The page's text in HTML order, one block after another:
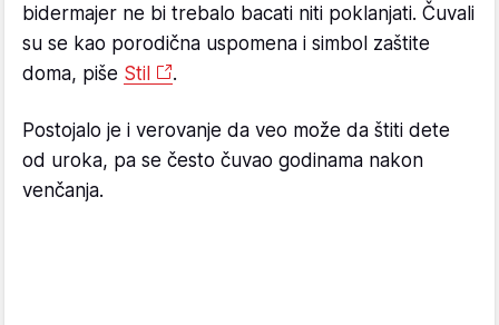
bidermajer ne bi trebalo bacati niti poklanjati. Čuvali
su se kao porodična uspomena i simbol zaštite
doma, piše Stil .
Postojalo je i verovanje da veo može da štiti dete
od uroka, pa se često čuvao godinama nakon
venčanja.